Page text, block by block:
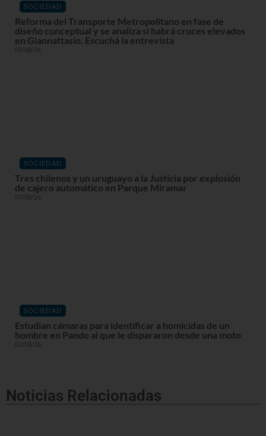
SOCIEDAD
Reforma del Transporte Metropolitano en fase de
diseño conceptual y se analiza si habrá cruces elevados
en Giannattasio. Escuchá la entrevista
05/08/26
SOCIEDAD
Tres chilenos y un uruguayo a la Justicia por explosión
de cajero automático en Parque Miramar
07/08/26
SOCIEDAD
Estudian cámaras para identificar a homicidas de un
hombre en Pando al que le dispararon desde una moto
03/08/26
Noticias Relacionadas